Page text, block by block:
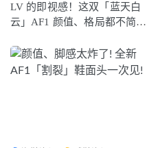
LV 的即视感！这双「蓝天白
云」AF1 颜值、格局都不简